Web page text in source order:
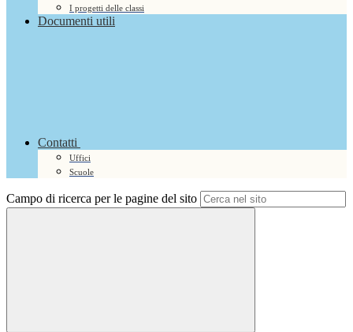
I progetti delle classi
Documenti utili
Contatti
Uffici
Scuole
Campo di ricerca per le pagine del sito